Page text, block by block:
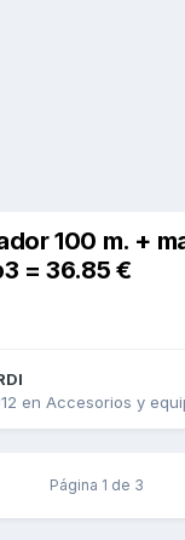
100 m. +
= 36.85 €
en Accesorios y
Página 1 de 3